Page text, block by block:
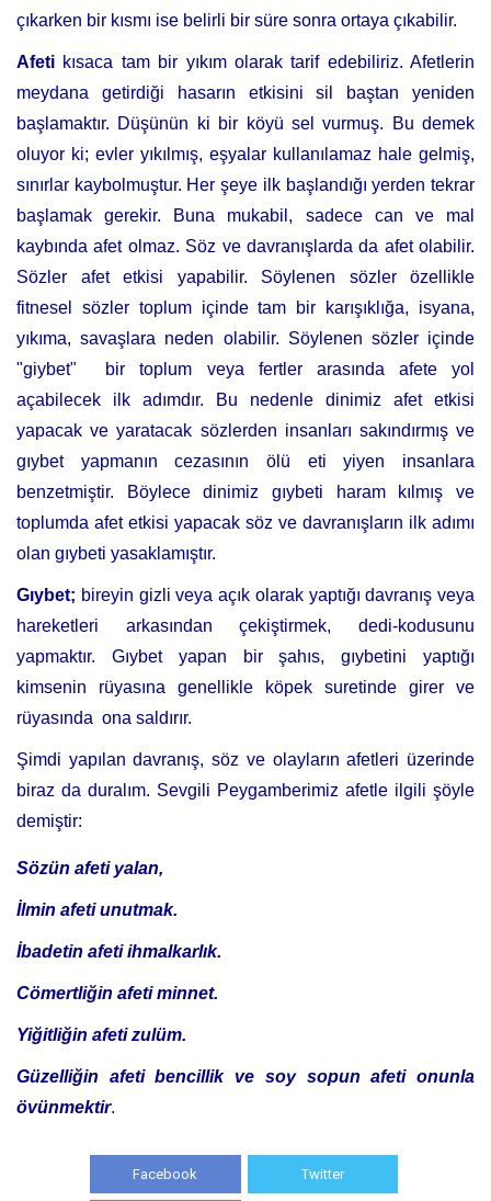
çıkarken bir kısmı ise belirli bir süre sonra ortaya çıkabilir.
Afeti kısaca tam bir yıkım olarak tarif edebiliriz. Afetlerin
meydana getirdiği hasarın etkisini sil baştan yeniden
başlamaktır. Düşünün ki bir köyü sel vurmuş. Bu demek
oluyor ki; evler yıkılmış, eşyalar kullanılamaz hale gelmiş,
sınırlar kaybolmuştur. Her şeye ilk başlandığı yerden tekrar
başlamak gerekir. Buna mukabil, sadece can ve mal
kaybında afet olmaz. Söz ve davranışlarda da afet olabilir.
Sözler afet etkisi yapabilir. Söylenen sözler özellikle
fitnesel sözler toplum içinde tam bir karışıklığa, isyana,
yıkıma, savaşlara neden olabilir. Söylenen sözler içinde
"giybet" bir toplum veya fertler arasında afete yol
açabilecek ilk adımdır. Bu nedenle dinimiz afet etkisi
yapacak ve yaratacak sözlerden insanları sakındırmış ve
gıybet yapmanın cezasının ölü eti yiyen insanlara
benzetmiştir. Böylece dinimiz gıybeti haram kılmış ve
toplumda afet etkisi yapacak söz ve davranışların ilk adımı
olan gıybeti yasaklamıştır.
Gıybet; bireyin gizli veya açık olarak yaptığı davranış veya
hareketleri arkasından çekiştirmek, dedi-kodusunu
yapmaktır. Gıybet yapan bir şahıs, gıybetini yaptığı
kimsenin rüyasına genellikle köpek suretinde girer ve
rüyasında ona saldırır.
Şimdi yapılan davranış, söz ve olayların afetleri üzerinde
biraz da duralım. Sevgili Peygamberimiz afetle ilgili şöyle
demiştir:
Sözün afeti yalan,
İlmin afeti unutmak.
İbadetin afeti ihmalkarlık.
Cömertliğin afeti minnet.
Yiğitliğin afeti zulüm.
Güzelliğin afeti bencillik ve soy sopun afeti onunla
övünmektir.
Facebook Twitter